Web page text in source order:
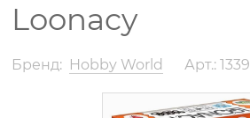
Loonacy
Бренд: Hobby World Арт.: 1339